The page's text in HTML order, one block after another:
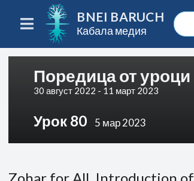
BNEI BARUCH
Кабала медия
Поредица от
30 август 2022 - 11 март 2023
Урок 80 5 мар 2023